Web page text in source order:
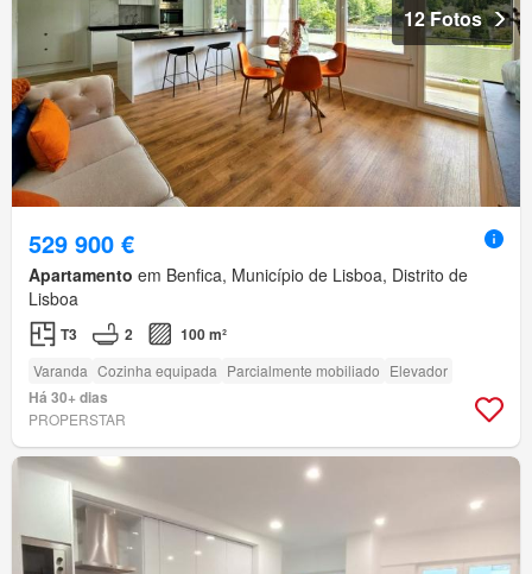
12 Fotos
529 900 €
Apartamento em Benfica, Município de Lisboa, Distrito de
Lisboa
T3 2 100 m²
Varanda Cozinha equipada Parcialmente mobiliado Elevador
Há 30+ dias
PROPERSTAR